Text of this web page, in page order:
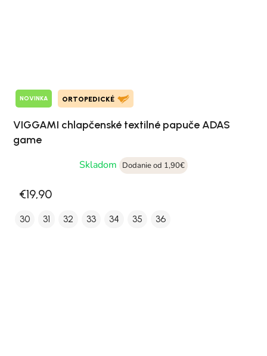
NOVINKA ORTOPEDICKÉ
VIGGAMI chlapčenské textilné papuče ADAS
game
Skladom
Dodanie od 1,90€
€19,90
30 31 32 33 34 35 36